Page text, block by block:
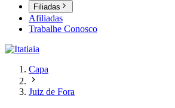
Filiadas
Afiliadas
Trabalhe Conosco
Capa
Juiz de Fora